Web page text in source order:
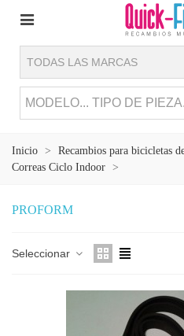
TODAS LAS MARCAS
Inicio > Recambios para bicicletas
Correas Ciclo Indoor >
PROFORM
Seleccionar